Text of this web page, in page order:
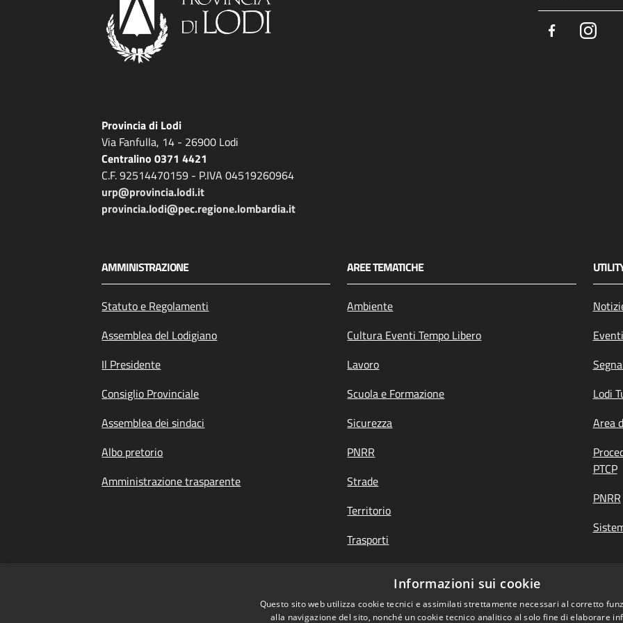
Facebook
Provincia di Lodi
Via Fanfulla, 14 - 26900 Lodi
Centralino 0371 4421
C.F. 92514470159 - P.IVA 04519260964
urp@provincia.lodi.it
provincia.lodi@pec.regione.lombardia.it
AMMINISTRAZIONE
Statuto e Regolamenti
Assemblea del Lodigiano
Il Presidente
Consiglio Provinciale
Assemblea dei sindaci
Albo pretorio
Amministrazione trasparente
AREE TEMATICHE
Ambiente
Cultura Eventi Tempo Libero
Lavoro
Scuola e Formazione
Sicurezza
PNRR
Strade
Territorio
Trasporti
Eventi
Lodi
Area
PTCP
PNRR
Informazioni sui cookie
Questo sito web utilizza cookie tecnici e assimilati strettamente necessari al corretto
alla navigazione del sito, nonché un cookie tecnico analitico al solo fine di elaborare